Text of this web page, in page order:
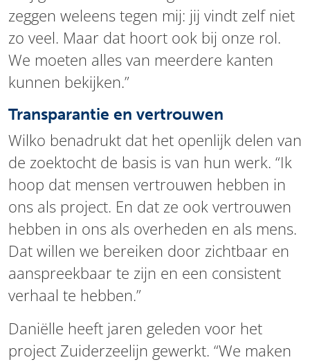
zeggen weleens tegen mij: jij vindt zelf niet
zo veel. Maar dat hoort ook bij onze rol.
We moeten alles van meerdere kanten
kunnen bekijken.”
Transparantie en vertrouwen
Wilko benadrukt dat het openlijk delen van
de zoektocht de basis is van hun werk. “Ik
hoop dat mensen vertrouwen hebben in
ons als project. En dat ze ook vertrouwen
hebben in ons als overheden en als mens.
Dat willen we bereiken door zichtbaar en
aanspreekbaar te zijn en een consistent
verhaal te hebben.”
Daniëlle heeft jaren geleden voor het
project Zuiderzeelijn gewerkt. “We maken